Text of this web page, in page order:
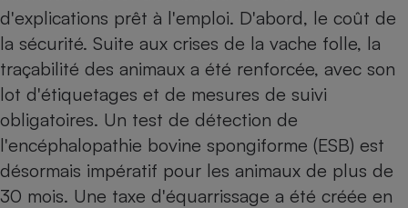
d'explications prêt à l'emploi. D'abord, le coût de
la sécurité. Suite aux crises de la vache folle, la
traçabilité des animaux a été renforcée, avec son
lot d'étiquetages et de mesures de suivi
obligatoires. Un test de détection de
l'encéphalopathie bovine spongiforme (ESB) est
désormais impératif pour les animaux de plus de
30 mois. Une taxe d'équarrissage a été créée en
Robot ménager